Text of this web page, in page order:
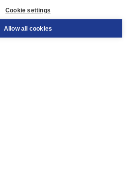
Cookie settings
Allow all cookies